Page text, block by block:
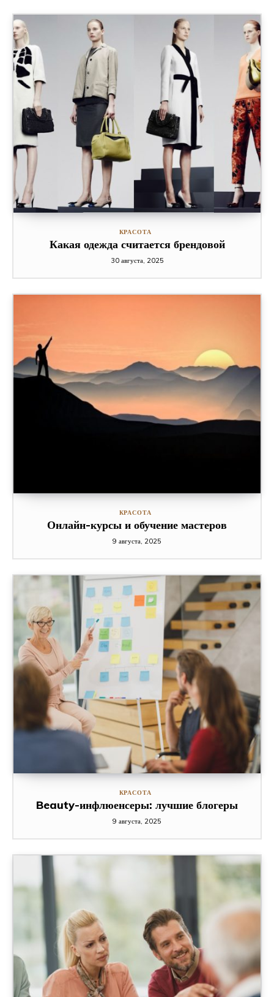
КРАСОТА
Какая одежда считается брендовой
30 августа, 2025
КРАСОТА
Онлайн-курсы и обучение мастеров
9 августа, 2025
КРАСОТА
Beauty-инфлюенсеры: лучшие блогеры
9 августа, 2025